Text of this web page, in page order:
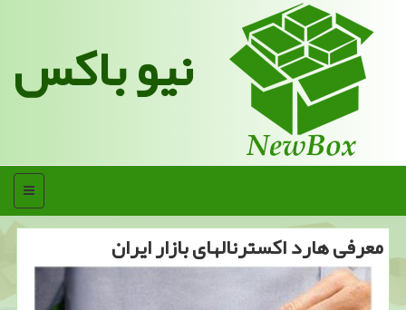
نیو باکس
منو
معرفی هارد اكسترنالهای بازار ایران